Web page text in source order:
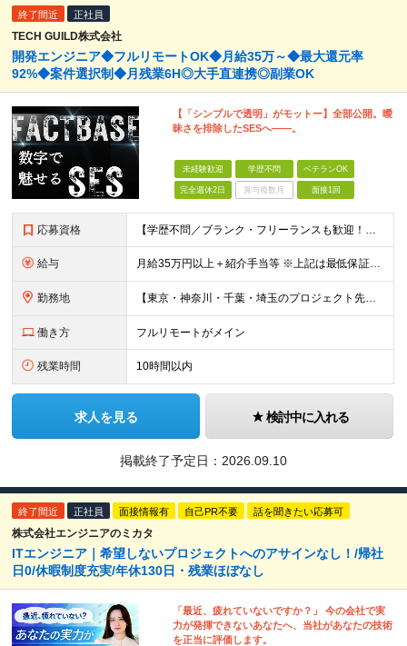
終了間近 正社員
TECH GUILD株式会社
開発エンジニア◆フルリモートOK◆月給35万～◆最大還元率
92%◆案件選択制◆月残業6H◎大手直連携◎副業OK
【「シンプルで透明」がモットー】全部公開。曖
昧さを排除したSESへ――。
未経験歓迎 学歴不問 ベテランOK
完全週休2日 賞与複数月 面接1回
応募資格 【学歴不問／ブランク・フリーランスも歓迎！】 ●何かしらの言語での開発経験がある方（担当フェーズ・経験年数不問！） ※外国籍の方は日本語能力試験N1必須 ★こんな方にピッタリです！ ・還元率や評価制
給与 月給35万円以上＋紹介手当等 ※上記は最低保証額。前職給与を保証します ※固定残業代（30時間分／5万8594円以上）含む。超過分は別途全額支給 ※案件単価から「10万円（会社利益）」を引いた額が還元
勤務地 【東京・神奈川・千葉・埼玉のプロジェクト先】 ※転居を伴う転勤なし。ご希望や居住地を考慮して決定します。 ※リモートワーク導入案件多数（フルリモートもあり）。 ＜本社＞ 東京都品川区東五反田5-22
働き方 フルリモートがメイン
残業時間 10時間以内
求人を見る 検討中に入れる
掲載終了予定日： 2026.09.10
終了間近 正社員 面接情報有 自己PR不要 話を聞きたい応募可
株式会社エンジニアのミカタ
ITエンジニア｜希望しないプロジェクトへのアサインなし！/帰社
日0/休暇制度充実/年休130日・残業ほぼなし
「最近、疲れていないですか？」 今の会社で実
力が発揮できないあなたへ、当社があなたの技術
を正当に評価します。